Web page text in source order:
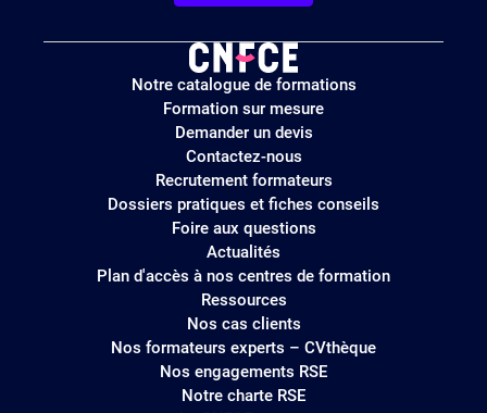
Logo
site
Notre catalogue de formations
Formation sur mesure
Demander un devis
Contactez-nous
Recrutement formateurs
Dossiers pratiques et fiches conseils
Foire aux questions
Actualités
Plan d'accès à nos centres de formation
Ressources
Nos cas clients
Nos formateurs experts – CVthèque
Nos engagements RSE
Notre charte RSE